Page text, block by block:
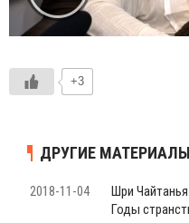
+3
ДРУГИЕ
2018-11-04
Шри
Годы